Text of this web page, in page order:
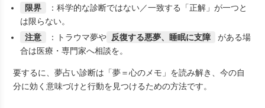
限界
：科学的な診断ではない／一致する「正解」が一つと
は限らない。
注意
：トラウマ夢や 反復する悪夢、睡眠に支障
がある場
合は医療・専門家へ相談を。
要するに、夢占い診断は「夢＝心のメモ」を読み解き、 今の自
分に効く意味づけと行動を見つけるための方法です。